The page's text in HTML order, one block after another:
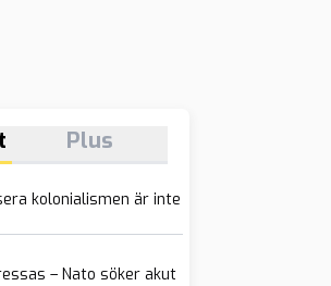
Plus
kolonialismen är inte
– Nato söker akut